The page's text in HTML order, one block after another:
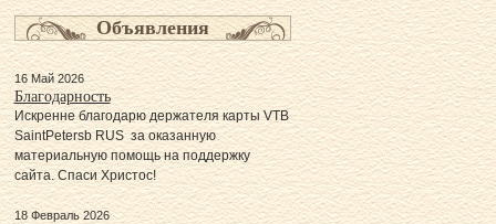
Объявления
16 Май 2026
Благодарность
Искренне благодарю держателя карты VTB
SaintPetersb RUS за оказанную
материальную помощь на поддержку
сайта. Спаси Христос!
18 Февраль 2026